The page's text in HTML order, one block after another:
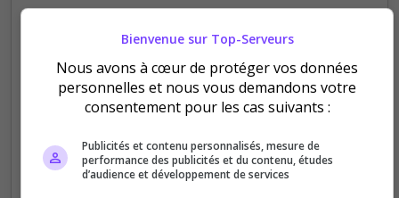
2
4
Bienvenue sur Top-Serveurs
Nous avons à cœur de protéger vos données
personnelles et nous vous demandons votre
consentement pour les cas suivants :
Publicités et contenu personnalisés, mesure de
performance des publicités et du contenu, études
d’audience et développement de services